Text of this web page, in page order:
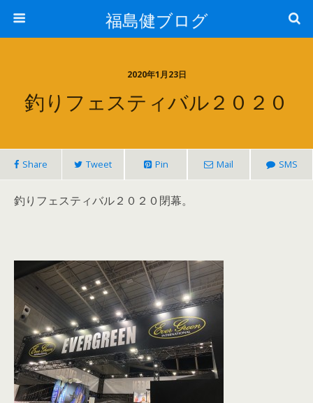
福島健ブログ
2020年1月23日
釣りフェスティバル２０２０
Share Tweet Pin Mail SMS
釣りフェスティバル２０２０閉幕。